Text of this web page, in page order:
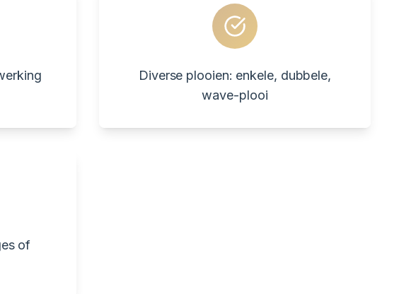
Diverse plooien: enkele, dubbele,
wave-plooi
of